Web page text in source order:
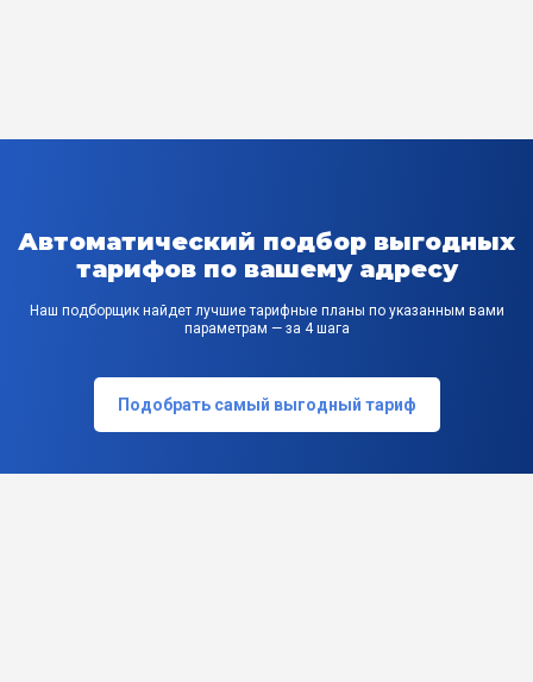
Автоматический подбор выгодных
тарифов по вашему адресу
Наш подборщик найдет лучшие тарифные планы по указанным вами
параметрам — за 4 шага
Подобрать самый выгодный тариф